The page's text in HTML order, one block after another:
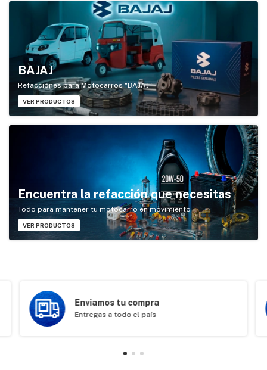
BAJAJ
Refacciones para Motocarros "BAJAJ"
VER PRODUCTOS
Encuentra la refacción que necesitas
Todo para mantener tu motocarro en movimiento
VER PRODUCTOS
Enviamos tu compra
Entregas a todo el país